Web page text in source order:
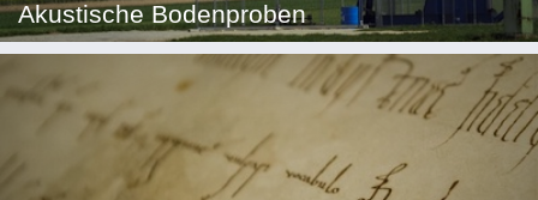
Akustische Bodenproben